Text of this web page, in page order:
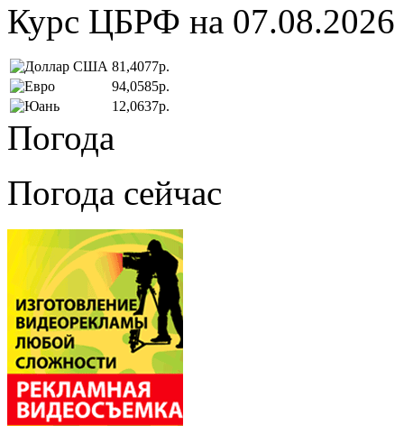
Курс ЦБРФ на 07.08.2026
81,4077р.
94,0585р.
12,0637р.
Погода
Погода сейчас